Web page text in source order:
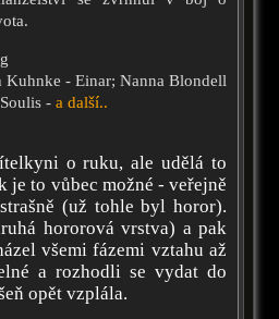
Kuhnke - Einar; Nanna Blondell
- a další..
o ruku, ale udělá to
je to vůbec možné - veřejně
(už tohle byl horor).
hororová vrstva) a pak
všemi fázemi vztahu až
a rozhodli se vydat do
opět vzplála.